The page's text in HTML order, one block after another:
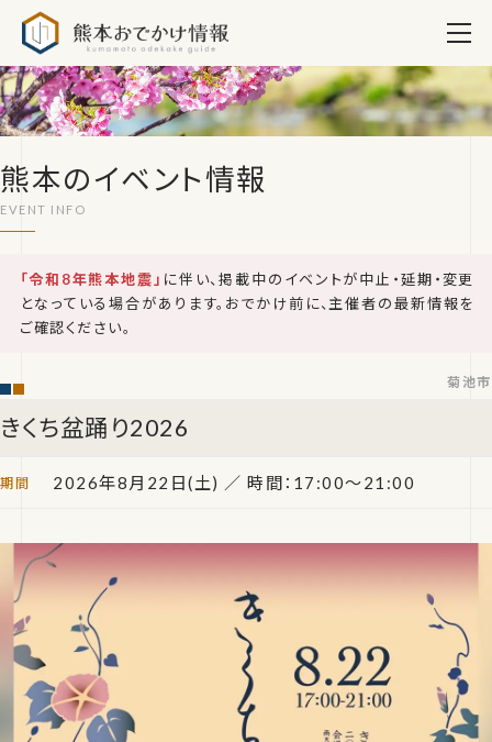
熊本のイベント情報
「令和8年熊本地震」 に伴い、掲載中のイベントが中止・延期・変更
となっている場合があります。おでかけ前に、主催者の最新情報を
ご確認ください。
きくち盆踊り2026
菊池市
2026年8月22日(土) ／ 時間：17:00〜21:00